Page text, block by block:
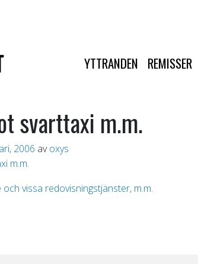
YTTRANDEN REMISSER
svarttaxi m.m.
2006 av oxys
m.m.
vissa redovisningstjänster, m.m.